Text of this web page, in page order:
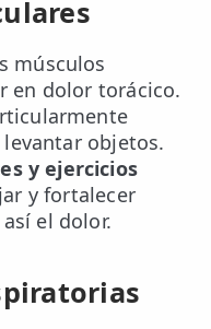
músculos
en dolor torácico.
objetos.
y ejercicios
y fortalecer
el dolor.